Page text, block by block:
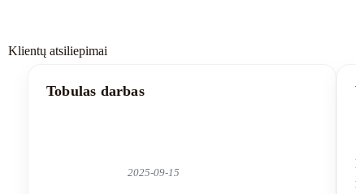
Klientų atsiliepimai
Tobulas darbas
2025-09-15